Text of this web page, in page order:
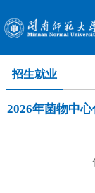
招生就业
2026年菌物中